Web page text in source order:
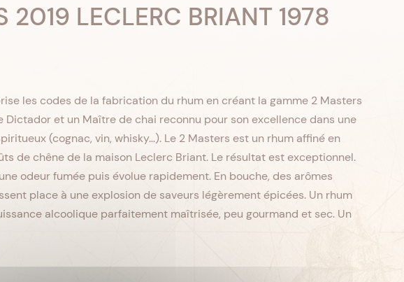
2019 LECLERC BRIANT 1978
les codes de la fabrication du rhum en créant la gamme 2 Masters
Dictador et un Maître de chai reconnu pour son excellence dans une
(cognac, vin, whisky…). Le 2 Masters est un rhum affiné en
de chêne de la maison Leclerc Briant. Le résultat est exceptionnel.
odeur fumée puis évolue rapidement. En bouche, des arômes
place à une explosion de saveurs légèrement épicées. Un rhum
alcoolique parfaitement maîtrisée, peu gourmand et sec. Un